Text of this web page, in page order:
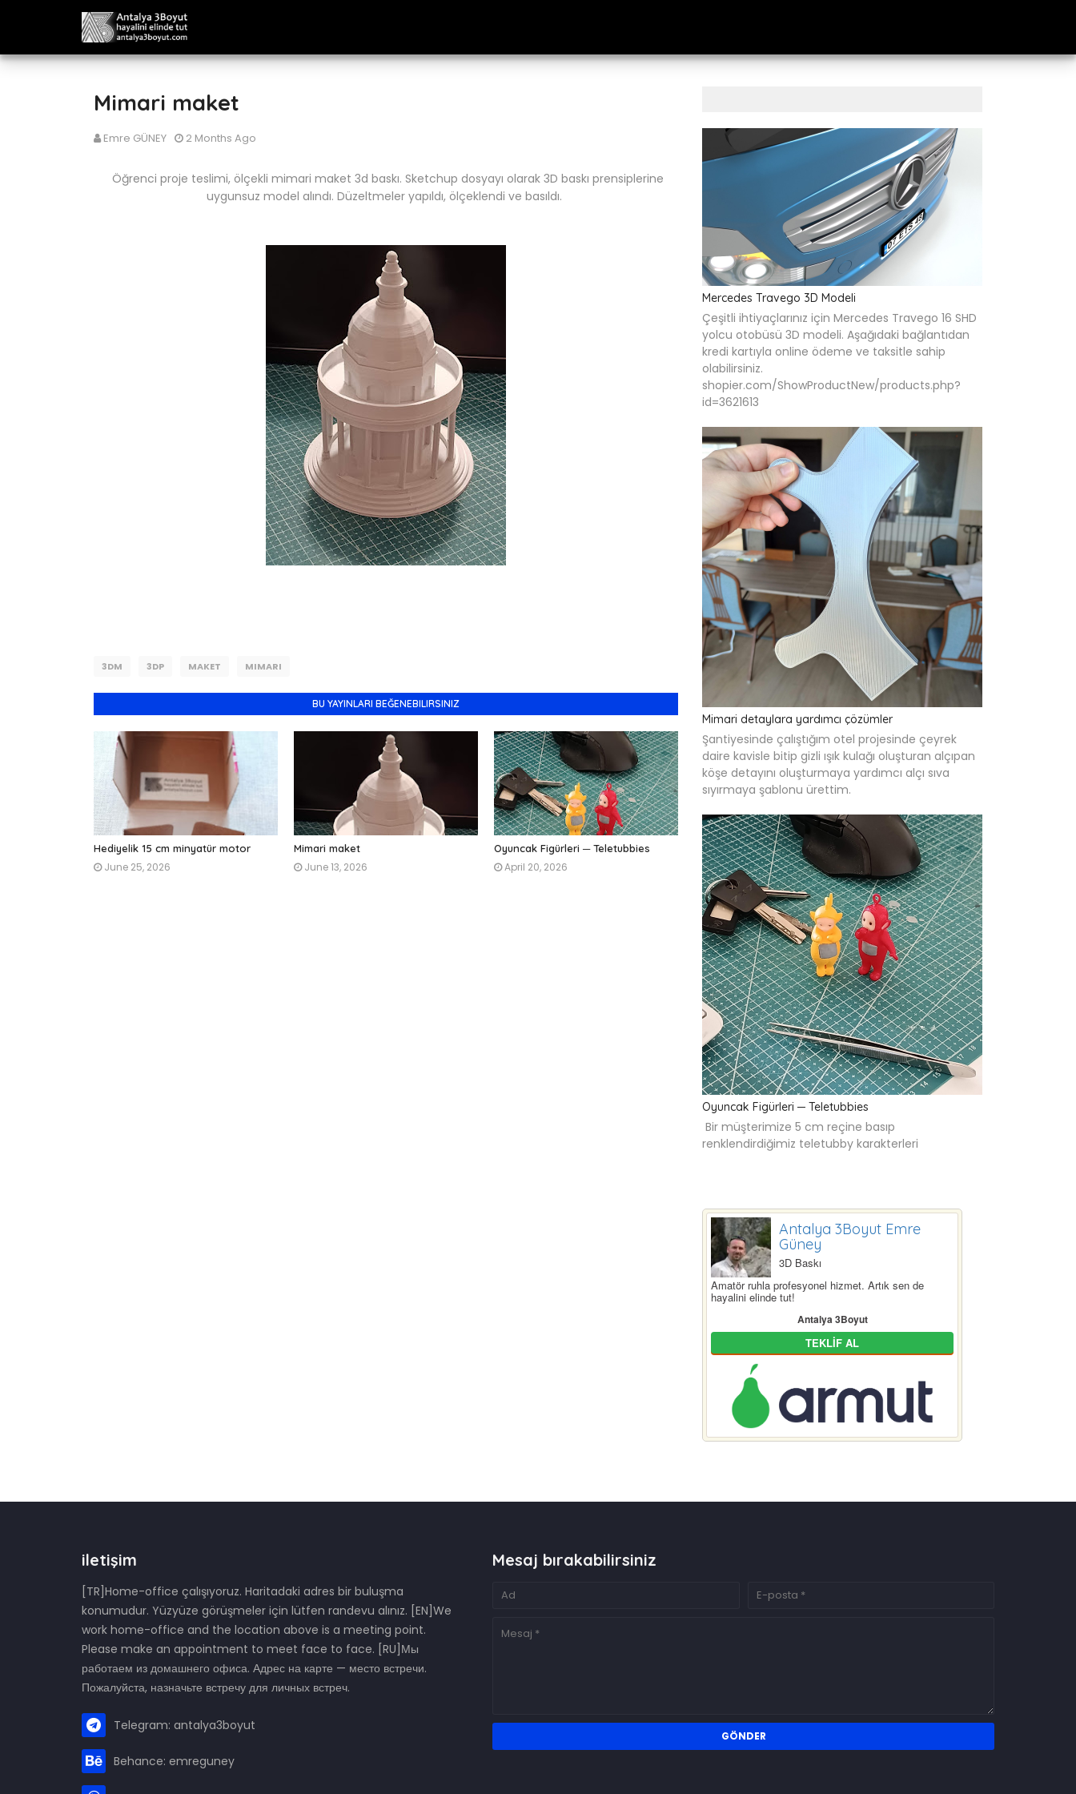
Mimari maket
Emre GÜNEY 2 Months Ago
Öğrenci proje teslimi, ölçekli mimari maket 3d baskı. Sketchup dosyayı olarak 3D baskı prensiplerine
uygunsuz model alındı. Düzeltmeler yapıldı, ölçeklendi ve basıldı.
3DM 3DP MAKET MIMARI
BU YAYINLARI BEĞENEBILIRSINIZ
Hediyelik 15 cm minyatür motor
June 25, 2026
Mimari maket
June 13, 2026
Oyuncak Figürleri ─ Teletubbies
April 20, 2026
Mercedes Travego 3D Modeli
Çeşitli ihtiyaçlarınız için Mercedes Travego 16 SHD
yolcu otobüsü 3D modeli. Aşağıdaki bağlantıdan
kredi kartıyla online ödeme ve taksitle sahip
olabilirsiniz.
shopier.com/ShowProductNew/products.php?
id=3621613
Mimari detaylara yardımcı çözümler
Şantiyesinde çalıştığım otel projesinde çeyrek
daire kavisle bitip gizli ışık kulağı oluşturan alçıpan
köşe detayını oluşturmaya yardımcı alçı sıva
sıyırmaya şablonu ürettim.
Oyuncak Figürleri ─ Teletubbies
Bir müşterimize 5 cm reçine basıp
renklendirdiğimiz teletubby karakterleri
Antalya 3Boyut Emre
Güney
3D Baskı
Amatör ruhla profesyonel hizmet. Artık sen de
hayalini elinde tut!
Antalya 3Boyut
TEKLİF AL
iletişim
[TR]Home-office çalışıyoruz. Haritadaki adres bir buluşma
konumudur. Yüzyüze görüşmeler için lütfen randevu alınız. [EN]We
work home-office and the location above is a meeting point.
Please make an appointment to meet face to face. [RU]Мы
работаем из домашнего офиса. Адрес на карте — место встречи.
Пожалуйста, назначьте встречу для личных встреч.
Telegram: antalya3boyut
Behance: emreguney
Mesaj bırakabilirsiniz